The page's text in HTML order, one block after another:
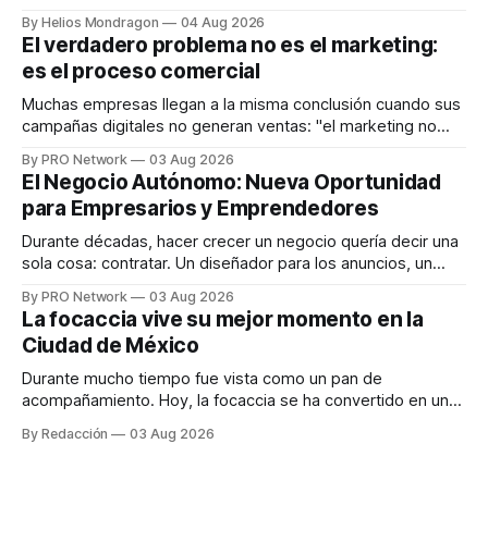
dispositivos inteligentes, inteligencia artificial y monitoreo
en tiempo real para ayudar a las personas a tomar mejores
decisiones sobre su salud metabólica. Su propuesta busca
responder
By Helios Mondragon 04 Aug 2026
El verdadero problema no es el marketing:
es el proceso comercial
Muchas empresas llegan a la misma conclusión cuando sus
campañas digitales no generan ventas: "el marketing no
INTERIUS, el problema suele estar en otro lugar. Durante
una entrevista para el podcast SER PRO, el especialista en
marketing digital explicó que
By PRO Network 03 Aug 2026
El Negocio Autónomo: Nueva Oportunidad
para Empresarios y Emprendedores
Durante décadas, hacer crecer un negocio quería decir una
sola cosa: contratar. Un diseñador para los anuncios, un
para los textos, alguien que supiera de publicidad digital
para encontrar prospectos, un vendedor para atender
llamadas y mensajes, y —con suerte— una persona
By PRO Network 03 Aug 2026
La focaccia vive su mejor momento en la
Ciudad de México
Durante mucho tiempo fue vista como un pan de
acompañamiento. Hoy, la focaccia se ha convertido en uno
artesanal, ingredientes de calidad y experiencias que
By Redacción 03 Aug 2026